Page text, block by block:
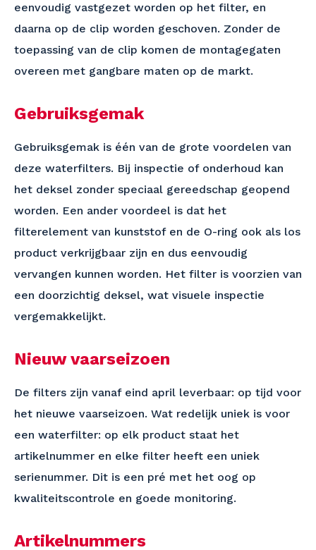
eenvoudig vastgezet worden op het filter, en
daarna op de clip worden geschoven. Zonder de
toepassing van de clip komen de montagegaten
overeen met gangbare maten op de markt.
Gebruiksgemak
Gebruiksgemak is één van de grote voordelen van
deze waterfilters. Bij inspectie of onderhoud kan
het deksel zonder speciaal gereedschap geopend
worden. Een ander voordeel is dat het
filterelement van kunststof en de O-ring ook als los
product verkrijgbaar zijn en dus eenvoudig
vervangen kunnen worden. Het filter is voorzien van
een doorzichtig deksel, wat visuele inspectie
vergemakkelijkt.
Nieuw vaarseizoen
De filters zijn vanaf eind april leverbaar: op tijd voor
het nieuwe vaarseizoen. Wat redelijk uniek is voor
een waterfilter: op elk product staat het
artikelnummer en elke filter heeft een uniek
serienummer. Dit is een pré met het oog op
kwaliteitscontrole en goede monitoring.
Artikelnummers